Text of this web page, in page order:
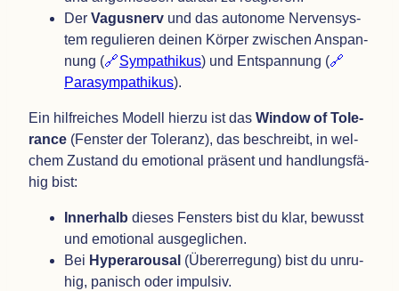
Der Vagus­nerv und das auto­nome Ner­ven­sys­
tem regu­lie­ren dei­nen Kör­per zwi­schen Anspan­
nung (
Sym­pa­thi­kus) und Ent­span­nung (
Para­sym­pa­thi­kus).
Ein hilf­rei­ches Modell hierzu ist das Win­dow of Tole­
rance (Fens­ter der Tole­ranz), das beschreibt, in wel­
chem Zustand du emo­tio­nal prä­sent und hand­lungs­fä­
hig bist:
Inner­halb die­ses Fens­ters bist du klar, bewusst
und emo­tio­nal ausgeglichen.
Bei Hyper­a­rou­sal (Über­er­re­gung) bist du unru­
hig, panisch oder impulsiv.